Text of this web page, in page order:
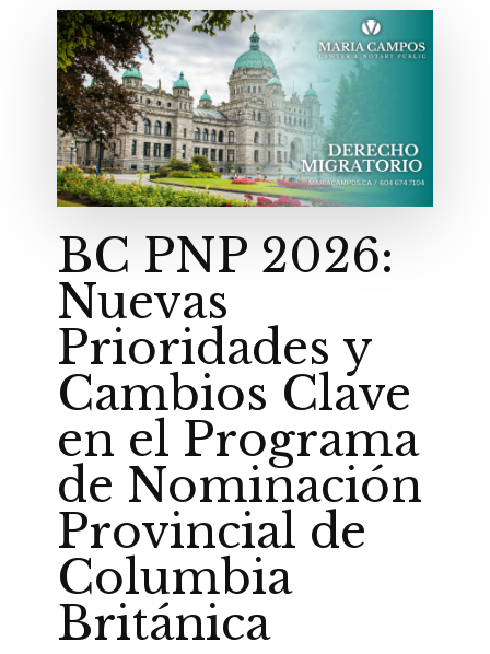
BC PNP 2026:
Nuevas
Prioridades y
Cambios Clave
en el Programa
de Nominación
Provincial de
Columbia
Británica